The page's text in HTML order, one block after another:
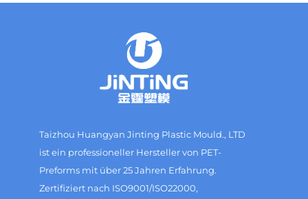
Taizhou Huangyan Jinting Plastic Mould., LTD
ist ein professioneller Hersteller von PET-
Preforms mit über 25 Jahren Erfahrung.
Zertifiziert nach ISO9001/ISO22000,